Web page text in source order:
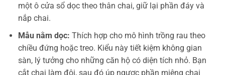
một ô cửa sổ dọc theo thân chai, giữ lại phần đáy và
nắp chai.
Mẫu nằm dọc: Thích hợp cho mô hình trồng rau theo
chiều đứng hoặc treo. Kiểu này tiết kiệm không gian
sàn, lý tưởng cho những căn hộ có diện tích nhỏ. Bạn
cắt chai làm đôi, sau đó úp ngược phần miệng chai